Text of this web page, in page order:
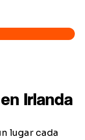
Irlanda
lugar cada